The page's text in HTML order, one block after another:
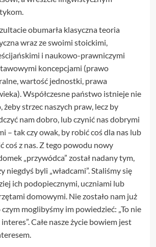
obumarła klasyczna teoria
wraz ze swoimi stoickimi,
i naukowo-prawniczymi
koncepcjami (prawo
wartość jednostki, prawa
Współczesne państwo istnieje nie
żeby strzec naszych praw, lecz by
nam dobro, lub czynić nas dobrymi
– tak czy owak, by robić coś dla nas lub
coś z nas. Z tego powodu nowy
„przywódca” został nadany tym,
niegdyś byli „władcami”. Staliśmy się
ich podopiecznymi, uczniami lub
domowymi. Nie zostało nam już
czym moglibyśmy im powiedzieć: „To nie
Całe nasze życie bowiem jest